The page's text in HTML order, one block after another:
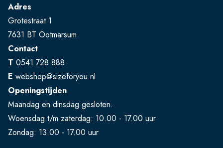
Adres
Grotestraat 1
7631 BT Ootmarsum
Contact
T 0541 728 888
E webshop@sizeforyou.nl
Openingstijden
Maandag en dinsdag gesloten.
Woensdag t/m zaterdag: 10.00 - 17.00 uur
Zondag: 13.00 - 17.00 uur